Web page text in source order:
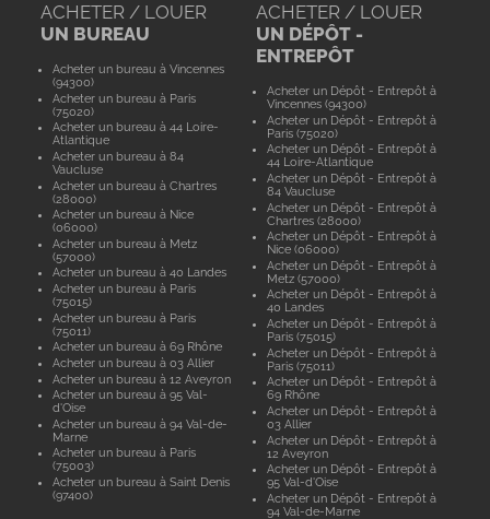
ACHETER / LOUER
UN BUREAU
Acheter un bureau à Vincennes
(94300)
Acheter un bureau à Paris
(75020)
Acheter un bureau à 44 Loire-
Atlantique
Acheter un bureau à 84
Vaucluse
Acheter un bureau à Chartres
(28000)
Acheter un bureau à Nice
(06000)
Acheter un bureau à Metz
(57000)
Acheter un bureau à 40 Landes
Acheter un bureau à Paris
(75015)
Acheter un bureau à Paris
(75011)
Acheter un bureau à 69 Rhône
Acheter un bureau à 03 Allier
Acheter un bureau à 12 Aveyron
Acheter un bureau à 95 Val-
d'Oise
Acheter un bureau à 94 Val-de-
Marne
Acheter un bureau à Paris
(75003)
Acheter un bureau à Saint Denis
(97400)
ACHETER / LOUER
UN DÉPÔT -
ENTREPÔT
Acheter un Dépôt - Entrepôt à
Vincennes (94300)
Acheter un Dépôt - Entrepôt à
Paris (75020)
Acheter un Dépôt - Entrepôt à
44 Loire-Atlantique
Acheter un Dépôt - Entrepôt à
84 Vaucluse
Acheter un Dépôt - Entrepôt à
Chartres (28000)
Acheter un Dépôt - Entrepôt à
Nice (06000)
Acheter un Dépôt - Entrepôt à
Metz (57000)
Acheter un Dépôt - Entrepôt à
40 Landes
Acheter un Dépôt - Entrepôt à
Paris (75015)
Acheter un Dépôt - Entrepôt à
Paris (75011)
Acheter un Dépôt - Entrepôt à
69 Rhône
Acheter un Dépôt - Entrepôt à
03 Allier
Acheter un Dépôt - Entrepôt à
12 Aveyron
Acheter un Dépôt - Entrepôt à
95 Val-d'Oise
Acheter un Dépôt - Entrepôt à
94 Val-de-Marne